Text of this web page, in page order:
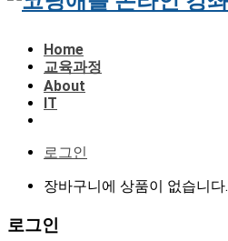
Home
교육과정
About
IT
로그인
장바구니에 상품이 없습니다.
로그인